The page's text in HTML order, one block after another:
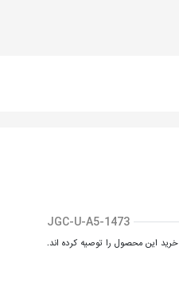
JGC-U-A5-1473
خرید این محصول را توصیه کرده اند.